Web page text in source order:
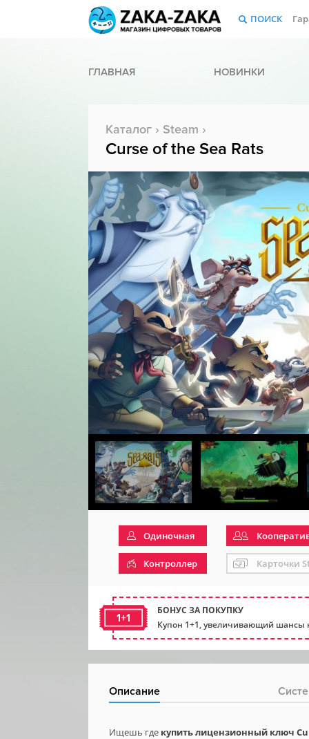
ПОИСК
ГЛАВНАЯ НОВИНКИ
Каталог › Steam ›
Curse of the Sea Rats
Одиночная
Контроллер Карточки
1+1
БОНУС ЗА ПОКУПКУ
Купон 1+1, увеличивающий шансы
Описание
Ищешь где купить лицензионный ключ